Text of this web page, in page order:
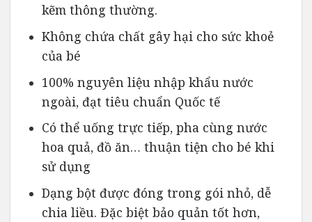
kẽm thông thường.
Không chứa chất gây hại cho sức khoẻ
của bé
100% nguyên liệu nhập khẩu nước
ngoài, đạt tiêu chuẩn Quốc tế
Có thể uống trực tiếp, pha cùng nước
hoa quả, đồ ăn… thuận tiện cho bé khi
sử dụng
Dạng bột được đóng trong gói nhỏ, dễ
chia liều. Đặc biệt bảo quản tốt hơn,